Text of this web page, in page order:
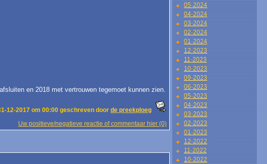
en 2018 met vertrouwen tegemoet kunnen zien.
12-2017 om 00:00 geschreven door de preekploeg
Uw positieve/negatieve reactie of commentaar hier (0)
05-2024
04-2024
03-2024
02-2024
01-2024
12-2023
11-2023
10-2023
09-2023
06-2023
05-2023
04-2023
03-2023
02-2023
01-2023
12-2022
11-2022
10-2022